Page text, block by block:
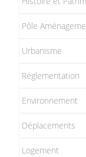
Pôle
Urbanisme
Réglementation
Environnement
Déplacements
Logement